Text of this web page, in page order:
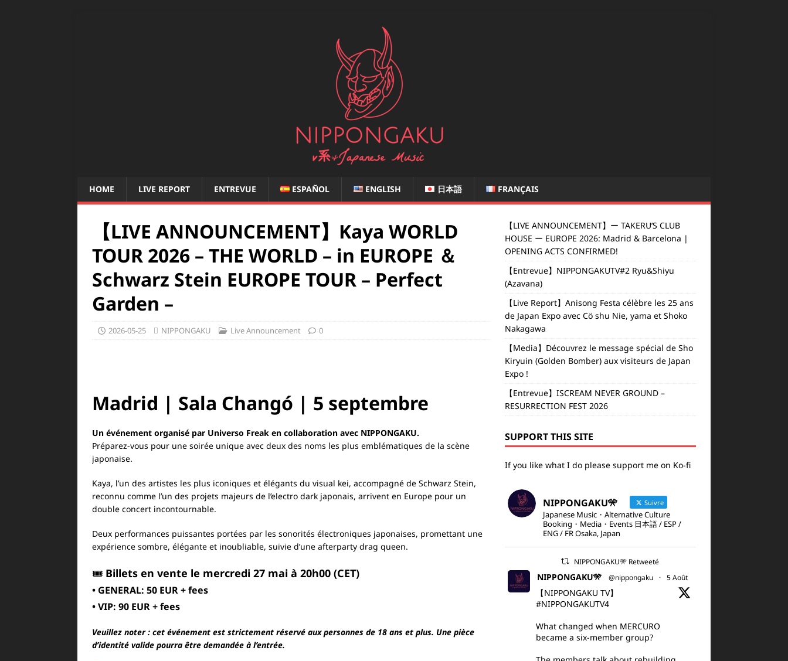
HOME LIVE REPORT ENTREVUE ESPAÑOL ENGLISH 日本語 FRANÇAIS
【LIVE ANNOUNCEMENT】Kaya WORLD
TOUR 2026 – THE WORLD – in EUROPE ＆
Schwarz Stein EUROPE TOUR – Perfect
Garden –
2026-05-25 NIPPONGAKU Live Announcement 0
Madrid | Sala Changó | 5 septembre
Un événement organisé par Universo Freak en collaboration avec NIPPONGAKU.
Préparez-vous pour une soirée unique avec deux des noms les plus emblématiques de la scène
japonaise.
Kaya, l’un des artistes les plus iconiques et élégants du visual kei, accompagné de Schwarz Stein,
reconnu comme l’un des projets majeurs de l’electro dark japonais, arrivent en Europe pour un
double concert incontournable.
Deux performances puissantes portées par les sonorités électroniques japonaises, promettant une
expérience sombre, élégante et inoubliable, suivie d’une afterparty drag queen.
🎟️ Billets en vente le mercredi 27 mai à 20h00 (CET)
• GENERAL: 50 EUR + fees
• VIP: 90 EUR + fees
Veuillez noter : cet événement est strictement réservé aux personnes de 18 ans et plus. Une pièce
d’identité valide pourra être demandée à l’entrée.
【LIVE ANNOUNCEMENT】ー TAKERU’S CLUB
HOUSE ー EUROPE 2026: Madrid & Barcelona |
OPENING ACTS CONFIRMED!
【Entrevue】NIPPONGAKUTV#2 Ryu&Shiyu
(Azavana)
【Live Report】Anisong Festa célèbre les 25 ans
de Japan Expo avec Cö shu Nie, yama et Shoko
Nakagawa
【Media】Découvrez le message spécial de Sho
Kiryuin (Golden Bomber) aux visiteurs de Japan
Expo !
【Entrevue】ISCREAM NEVER GROUND –
RESURRECTION FEST 2026
SUPPORT THIS SITE
If you like what I do please support me on Ko-fi
NIPPONGAKU🎌 Suivre
Japanese Music・Alternative Culture
Booking・Media・Events 日本語 / ESP /
ENG / FR Osaka, Japan
NIPPONGAKU🎌 Retweeté
NIPPONGAKU🎌 @nippongaku · 5 Août
【NIPPONGAKU TV】
#NIPPONGAKUTV4
What changed when MERCURO
became a six-member group?